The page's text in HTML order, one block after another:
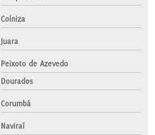
Colniza
Juara
Peixoto de Azevedo
Dourados
Corumbá
Naviraí